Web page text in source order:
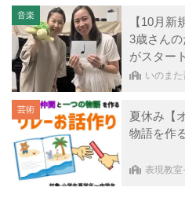
音楽
【10月
3歳さんの
がスター
いのまた
芸術
夏休み【
物語を作
表現教室